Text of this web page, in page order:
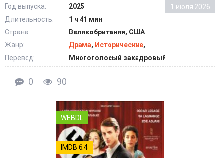
1 июля 2026
Год выпуска:
2025
Длительность:
1 ч 41 мин
Страна:
Великобритания, США
Жанр:
Драма, Исторические,
Перевод:
Многоголосый закадровый
0 90
WEBDL
IMDB 6.4